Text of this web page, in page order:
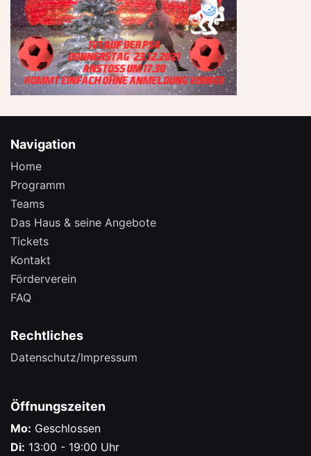
Navigation
Home
Programm
Teams
Das Haus & seine Angebote
Tickets
Kontakt
Förderverein
FAQ
Rechtliches
Datenschutz/Impressum
Öffnungszeiten
Mo: Geschlossen
Di: 13:00 - 19:00 Uhr